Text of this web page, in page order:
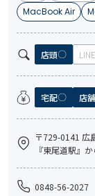
MacBook Air
店頭 LINE
宅配 店舗
〒729-0141 広
『東尾道駅』
0848-56-2027